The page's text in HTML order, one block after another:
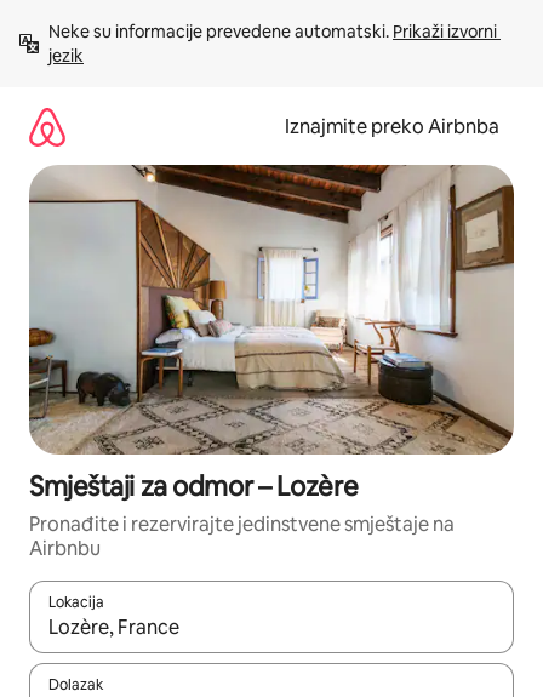
sadržaj
Neke su informacije prevedene automatski. Prikaži izvorni
jezik
Iznajmite preko Airbnba
Smještaji za odmor – Lozère
Pronađite i rezervirajte jedinstvene smještaje na
Airbnbu
Lokacija
Kada budu dostupni rezultati, moći ćete ih pregledati
Dolazak